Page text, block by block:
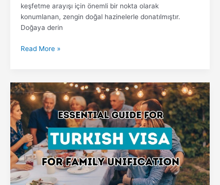
keşfetme arayışı için önemli bir nokta olarak
konumlanan, zengin doğal hazinelerle donatılmıştır.
Doğaya derin
Read More »
Aile
Birleşimi
İçin
Türkiye
Vizesi
Alma
Sürecini
Keşfedin